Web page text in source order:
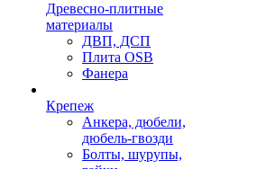
Древесно-плитные
материалы
ДВП, ДСП
Плита OSB
Фанера
Крепеж
Анкера, дюбели,
дюбель-гвозди
Болты, шурупы,